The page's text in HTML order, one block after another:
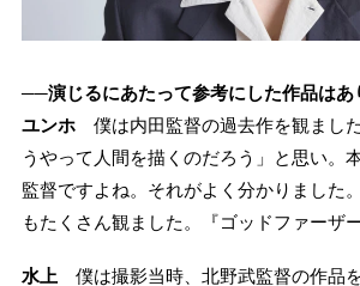
──演じるにあたって参考にした作品はあ
ユンホ僕は内田監督の過去作を観まし
うやって人間を描くのだろう」と思い。
監督ですよね。それがよく分かりました
もたくさん観ました。『ゴッドファーザ
水上 僕は撮影当時、北野武監督の作品